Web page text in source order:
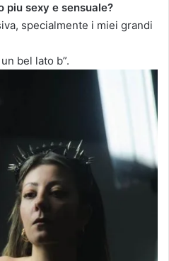
piu sexy e sensuale?
specialmente i miei grandi
bel lato b”.